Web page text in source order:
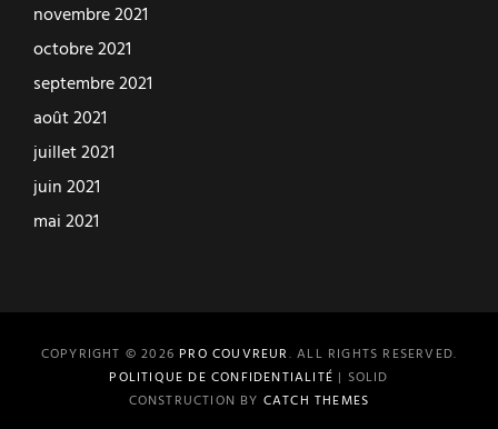
novembre 2021
octobre 2021
septembre 2021
août 2021
juillet 2021
juin 2021
mai 2021
COPYRIGHT © 2026 PRO COUVREUR. ALL RIGHTS RESERVED.
POLITIQUE DE CONFIDENTIALITÉ | SOLID
CONSTRUCTION BY CATCH THEMES